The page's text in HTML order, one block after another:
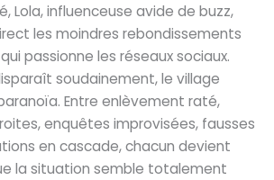
Lola, influenceuse avide de buzz,
les moindres rebondissements
passionne les réseaux sociaux.
soudainement, le village
Entre enlèvement raté,
enquêtes improvisées, fausses
en cascade, chacun devient
la situation semble totalement